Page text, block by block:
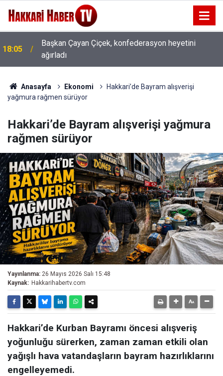
18:05
Başkan Çayan Çiçek, konfederasyon heyetini
ağırladı
Anasayfa Ekonomi
Hakkari’de Bayram alışverişi
yağmura rağmen sürüyor
Hakkari’de Bayram alışverişi yağmura
rağmen sürüyor
Yayınlanma: 26 Mayıs 2026 Salı 15:48
Kaynak: Hakkarihabertv.com
Hakkari’de Kurban Bayramı öncesi alışveriş
yoğunluğu sürerken, zaman zaman etkili olan
yağışlı hava vatandaşların bayram hazırlıklarını
engelleyemedi.